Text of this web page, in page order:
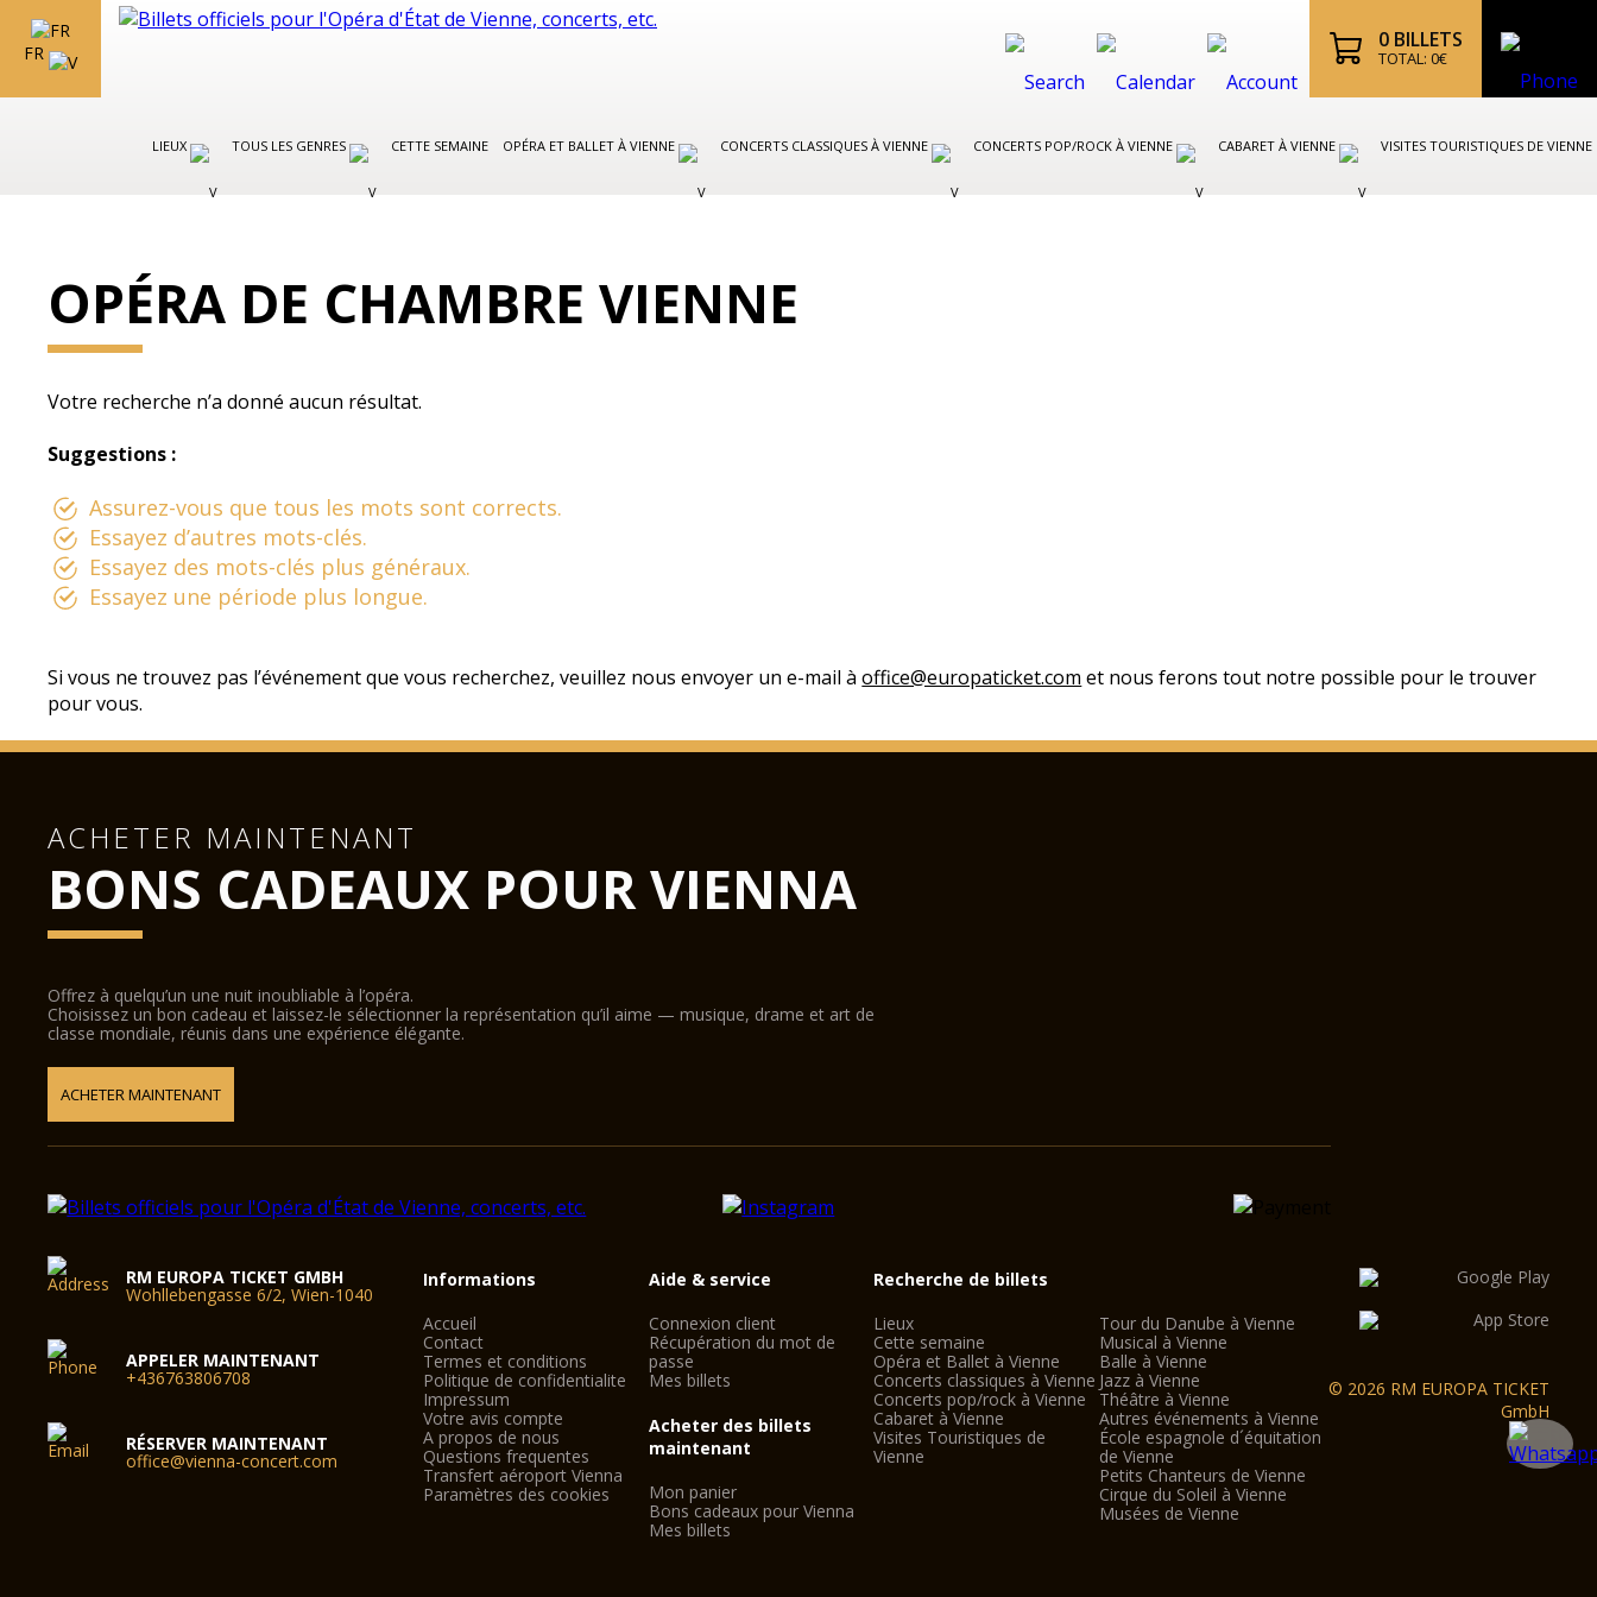
FR
0 BILLETS
TOTAL: 0€
LIEUX TOUS LES GENRES CETTE SEMAINE OPÉRA ET BALLET À VIENNE CONCERTS CLASSIQUES À VIENNE CONCERTS POP/ROCK À VIENNE CABARET À VIENNE VISITES TOURISTIQUES DE VIENNE
OPÉRA DE CHAMBRE VIENNE
Votre recherche n’a donné aucun résultat.
Suggestions :
Assurez-vous que tous les mots sont corrects.
Essayez d’autres mots-clés.
Essayez des mots-clés plus généraux.
Essayez une période plus longue.
Si vous ne trouvez pas l’événement que vous recherchez, veuillez nous envoyer un e-mail àoffice@europaticket.com et nous ferons tout notre possible pour le trouver
pour vous.
ACHETER MAINTENANT
BONS CADEAUX POUR VIENNA
Offrez à quelqu’un une nuit inoubliable à l’opéra.
Choisissez un bon cadeau et laissez-le sélectionner la représentation qu’il aime — musique, drame et art de
classe mondiale, réunis dans une expérience élégante.
ACHETER MAINTENANT
RM EUROPA TICKET GMBH
Wohllebengasse 6/2, Wien-1040
APPELER MAINTENANT
+436763806708
RÉSERVER MAINTENANT
office@vienna-concert.com
Informations
Accueil
Contact
Termes et conditions
Politique de confidentialite
Impressum
Votre avis compte
A propos de nous
Questions frequentes
Transfert aéroport Vienna
Paramètres des cookies
Aide & service
Connexion client
Récupération du mot de
passe
Mes billets
Acheter des billets
maintenant
Mon panier
Bons cadeaux pour Vienna
Mes billets
Recherche de billets
Lieux
Cette semaine
Opéra et Ballet à Vienne
Concerts classiques à Vienne
Concerts pop/rock à Vienne
Cabaret à Vienne
Visites Touristiques de
Vienne
Tour du Danube à Vienne
Musical à Vienne
Balle à Vienne
Jazz à Vienne
Théâtre à Vienne
Autres événements à Vienne
École espagnole d´équitation
de Vienne
Petits Chanteurs de Vienne
Cirque du Soleil à Vienne
Musées de Vienne
© 2026 RM EUROPA TICKET
GmbH